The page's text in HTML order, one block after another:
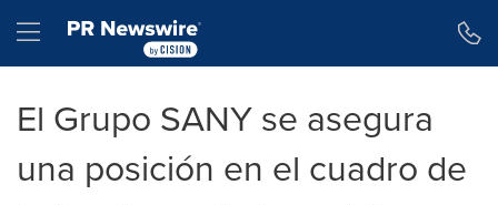
Hamburger menu
El Grupo SANY se asegura
una posición en el cuadro de